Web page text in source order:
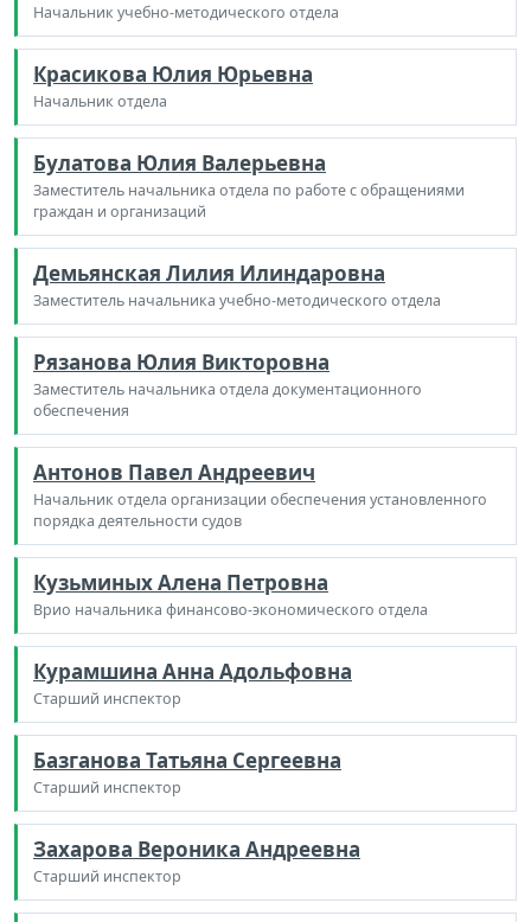
Начальник учебно-методического отдела
Красикова Юлия Юрьевна
Начальник отдела
Булатова Юлия Валерьевна
Заместитель начальника отдела по работе с обращениями
граждан и организаций
Демьянская Лилия Илиндаровна
Заместитель начальника учебно-методического отдела
Рязанова Юлия Викторовна
Заместитель начальника отдела документационного
обеспечения
Антонов Павел Андреевич
Начальник отдела организации обеспечения установленного
порядка деятельности судов
Кузьминых Алена Петровна
Врио начальника финансово-экономического отдела
Курамшина Анна Адольфовна
Старший инспектор
Базганова Татьяна Сергеевна
Старший инспектор
Захарова Вероника Андреевна
Старший инспектор